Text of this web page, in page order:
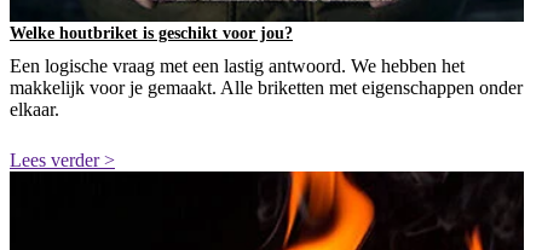
Welke houtbriket is geschikt voor jou?
Een logische vraag met een lastig antwoord. We hebben het
makkelijk voor je gemaakt. Alle briketten met eigenschappen onder
elkaar.
Lees verder >